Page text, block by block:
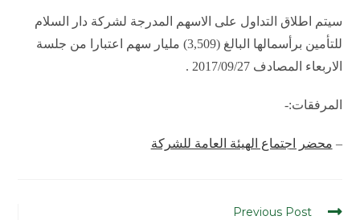
سيتم اطلاق التداول على الاسهم المدرجة لشركة دار السلام
للتأمين برأسمالها البالغ (3,509) مليار سهم اعتبارا من جلسة
الاربعاء المصادف 2017/09/27 .
المرفقات:-
– محضر اجتماع الهيئة العامة للشركة
Previous Post